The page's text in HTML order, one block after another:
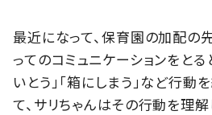
最近になって、保育園の加配の
ってのコミュニケーションをとる
いとう」「箱にしまう」など行
て、サリちゃんはその行動を理解